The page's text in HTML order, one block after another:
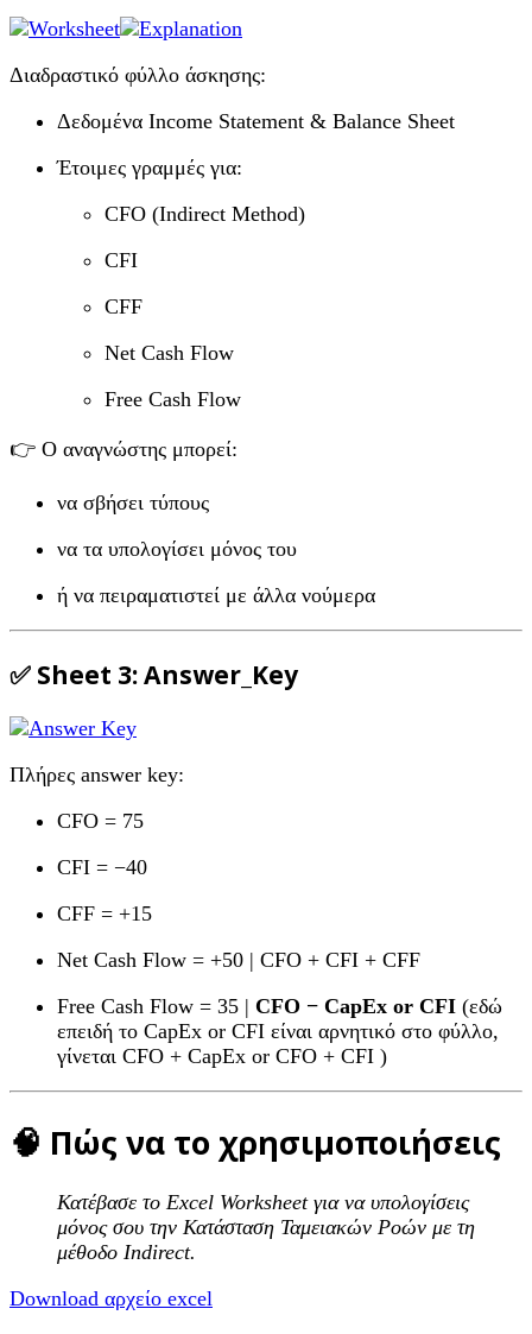
Διαδραστικό φύλλο άσκησης:
Δεδομένα Income Statement & Balance Sheet
Έτοιμες γραμμές για:
CFO (Indirect Method)
CFI
CFF
Net Cash Flow
Free Cash Flow
👉 Ο αναγνώστης μπορεί:
να σβήσει τύπους
να τα υπολογίσει μόνος του
ή να πειραματιστεί με άλλα νούμερα
✅ Sheet 3:Answer_Key
Πλήρες answer key:
CFO = 75
CFI = −40
CFF = +15
Net Cash Flow = +50 | CFO + CFI + CFF
Free Cash Flow = 35 | CFO − CapEx or CFI (εδώ
επειδή το CapEx or CFI είναι αρνητικό στο φύλλο,
γίνεται CFO + CapEx or CFO + CFI )
🧠 Πώς να το χρησιμοποιήσεις
Κατέβασε το Excel Worksheet για να υπολογίσεις
μόνος σου την Κατάσταση Ταμειακών Ροών με τη
μέθοδο Indirect.
Download αρχείο excel